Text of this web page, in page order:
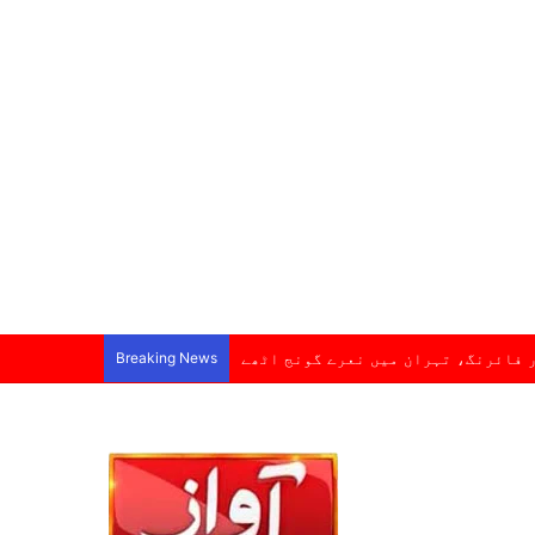
Breaking News فائرنگ، تہران میں نعرے گونج اٹھے